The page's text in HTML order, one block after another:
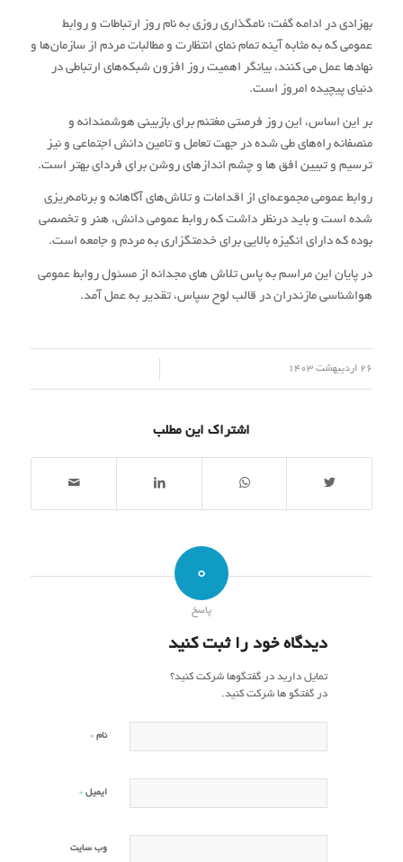
بهزادی در ادامه گفت: نامگذاری روزی به نام روز ارتباطات و روابط
عمومی که به مثابه آینه تمام نمای انتظارت و مطالبات مردم از سازمان‌ها و
نهادها عمل می کنند، بیانگر اهمیت روز افزون شبکه‌های ارتباطی در
دنیای پیچیده امروز است.
بر این اساس، این روز فرصتی مغتنم برای بازبینی هوشمندانه و
منصفانه راه‌های طی شده در جهت تعامل و تامین دانش اجتماعی و نیز
ترسیم و تبیین افق ها و چشم اندازهای روشن برای فردای بهتر است.
روابط عمومی مجموعه‌ای از اقدامات و تلاش‌های آگاهانه و برنامه‌ریزی
شده است و باید درنظر داشت که روابط عمومی دانش، ‏هنر و تخصصی
بوده که دارای ‏انگیزه بالایی برای خدمتگزاری به مردم و جامعه ‏است.
در پایان این مراسم به پاس تلاش های مجدانه از مسئول روابط عمومی
هواشناسی مازندران در قالب لوح سپاس، تقدیر به عمل آمد.
26 اردیبهشت 1403
اشتراک این مطلب
0
پاسخ
دیدگاه خود را ثبت کنید
تمایل دارید در گفتگوها شرکت کنید؟
در گفتگو ها شرکت کنید.
نام *
ایمیل *
وب‌ سایت